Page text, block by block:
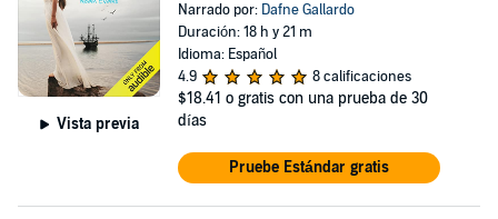
Vista previa
Narrado por: Dafne Gallardo
Duración: 18 h y 21 m
Idioma: Español
4.9
8 calificaciones
$18.41 o gratis con una prueba de 30
días
Pruebe Estándar gratis